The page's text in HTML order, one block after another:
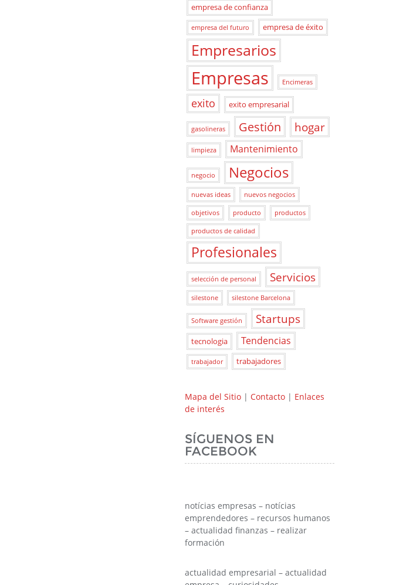
empresa de confianza
empresa del futuro empresa de éxito
Empresarios
Empresas Encimeras
exito exito empresarial
gasolineras Gestión hogar
limpieza Mantenimiento
negocio Negocios
nuevas ideas nuevos negocios
objetivos producto productos
productos de calidad
Profesionales
selección de personal Servicios
silestone silestone Barcelona
Software gestión Startups
tecnologia Tendencias
trabajador trabajadores
Mapa del Sitio | Contacto | Enlaces
de interés
SÍGUENOS EN
FACEBOOK
notícias empresas – notícias
emprendedores – recursos humanos
– actualidad finanzas – realizar
formación
actualidad empresarial – actualidad